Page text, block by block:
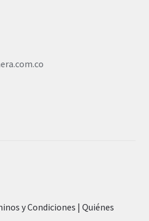
y Condiciones | Quiénes